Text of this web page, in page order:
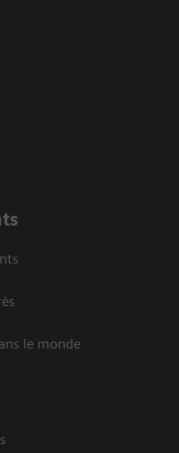
le monde